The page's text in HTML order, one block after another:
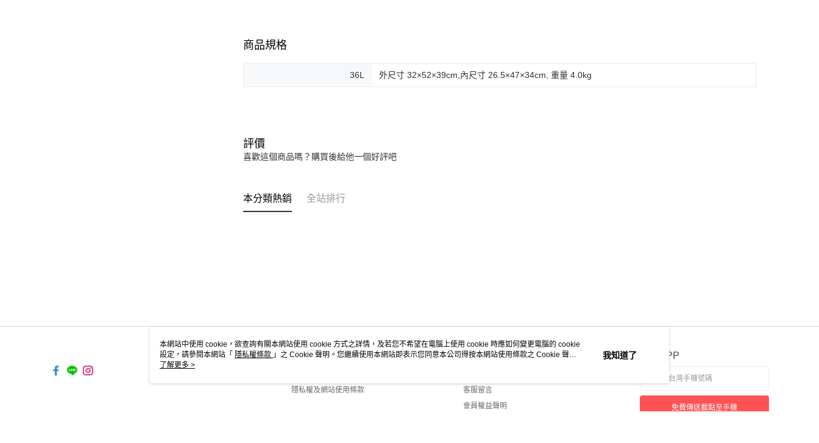
商品規格
36L 外尺寸 32×52×39cm,內尺寸 26.5×47×34cm, 重量 4.0kg
評價
喜歡這個商品嗎？購買後給他一個好評吧
本分類熱銷 全站排行
關於我們
隱私權及網站使用條款
客服資訊
客服留言
會員權益聲明
官方APP
免費傳送載點至手機
本網站中使用 cookie，欲查詢有關本網站使用 cookie 方式之詳情，及若您不希望在電腦上使用 cookie 時應如何變更電腦的 cookie
設定，請參閱本網站「 隱私權條款 」之 Cookie 聲明。您繼續使用本網站即表示您同意本公司得按本網站使用條款之 Cookie 聲明
使用 cookie。
了解更多 >
我知道了